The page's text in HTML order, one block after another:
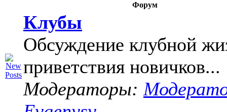
Форум
Клубы
Обсуждение клубной
приветствия новичков...
Модераторы: